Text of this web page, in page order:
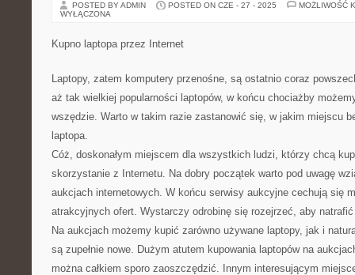
POSTED BY ADMIN POSTED ON CZE - 27 - 2025
MOŻLIWOŚĆ
WYŁĄCZONA
Kupno laptopa przez Internet
Laptopy, zatem komputery przenośne, są ostatnio coraz
aż tak wielkiej popularności laptopów, w końcu chociażby
wszędzie. Warto w takim razie zastanowić się, w jakim miejscu
laptopa.
Cóż, doskonałym miejscem dla wszystkich ludzi, którzy chcą
skorzystanie z Internetu. Na dobry początek warto pod uwagę
aukcjach internetowych. W końcu serwisy aukcyjne cechują się
atrakcyjnych ofert. Wystarczy odrobinę się rozejrzeć, aby natrafić
Na aukcjach możemy kupić zarówno używane laptopy, jak i
są zupełnie nowe. Dużym atutem kupowania laptopów na
można całkiem sporo zaoszczędzić. Innym interesującym